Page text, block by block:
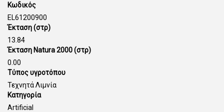
Κωδικός
EL61200900
Έκταση (στρ)
13.84
Έκταση Natura 2000 (στρ)
0.00
Τύπος υγροτόπου
Τεχνητά Λιμνία
Κατηγορία
Artificial